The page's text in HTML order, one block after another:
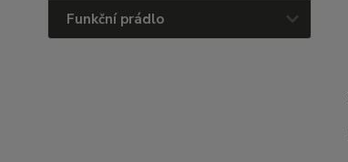
Funkční prádlo